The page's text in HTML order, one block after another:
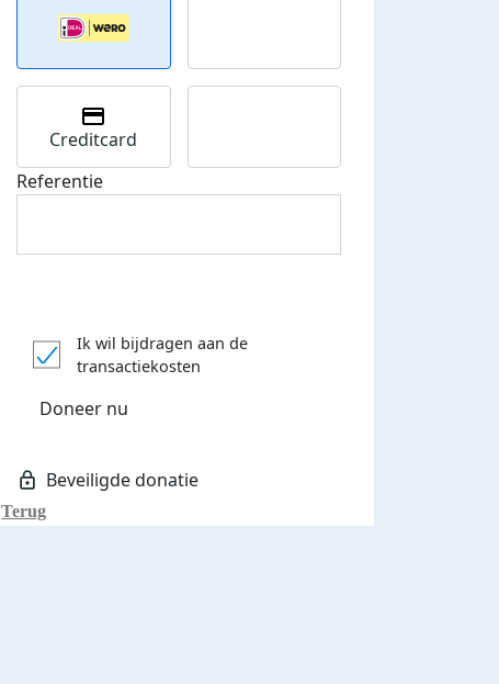
Terug
Creditcard
Referentie
Ik wil bijdragen aan de
transactiekosten
Doneer nu